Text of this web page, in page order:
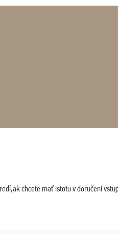
chcete mať istotu v doručení